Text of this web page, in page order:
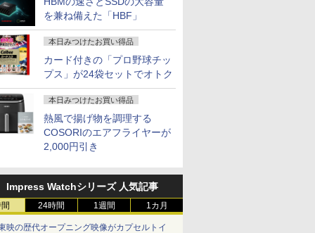
を兼ね備えた「HBF」
本日みつけたお買い得品
カード付きの「プロ野球チッ
プス」が24袋セットでオトク
本日みつけたお買い得品
熱風で揚げ物を調理する
COSORIのエアフライヤーが
2,000円引き
Impress Watchシリーズ 人気記事
24時間 1週間 1カ月
映の歴代オープニング映像がカプセルトイ